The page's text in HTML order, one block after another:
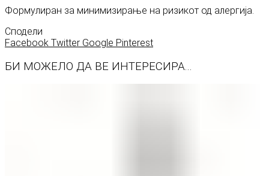
Формулиран за минимизирање на ризикот од алергија.
Сподели
Facebook Twitter Google Pinterest
БИ МОЖЕЛО ДА ВЕ ИНТЕРЕСИРА...